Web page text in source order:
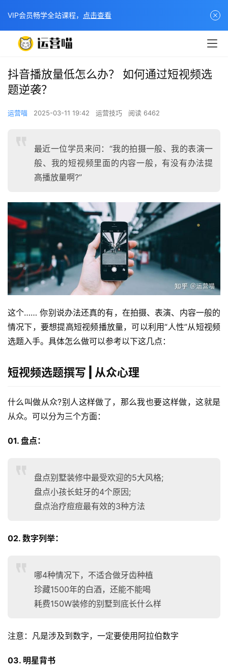
抖音播放量低怎么办？ 如何通过短视频选
题逆袭？
运营喵 2025-03-11 19:42 运营技巧 阅读 6462
最近一位学员来问：“我的拍摄一般、我的表演一
般、我的短视频里面的内容一般，有没有办法提
高播放量啊?”
这个…… 你别说办法还真的有，在拍摄、表演、内容一般的
情况下，要想提高短视频播放量，可以利用“人性”从短视频
选题入手。具体怎么做可以参考以下这几点：
短视频选题撰写 | 从众心理
什么叫做从众?别人这样做了，那么我也要这样做，这就是
从众。可以分为三个方面：
01. 盘点：
盘点别墅装修中最受欢迎的5大风格;
盘点小孩长蛀牙的4个原因;
盘点治疗痘痘最有效的3种方法
02. 数字列举：
哪4种情况下，不适合做牙齿种植
珍藏1500年的白酒，还能不能喝
耗费150W装修的别墅到底长什么样
注意：凡是涉及到数字，一定要使用阿拉伯数字
03. 明星背书
VIP会员畅学全站课程， 点击查看